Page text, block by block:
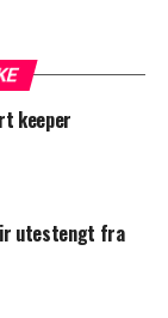
keeper
utestengt fra